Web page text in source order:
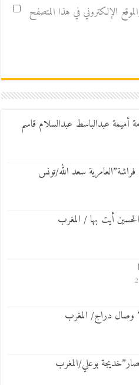
الإلكتروني في هذا المتصفح
أميمة عبدالباسط عبدالسلام قاسم
سعد الله/تونس
أيت بها / المغرب
وصال دراج/ المغرب
بوعلي/المغرب